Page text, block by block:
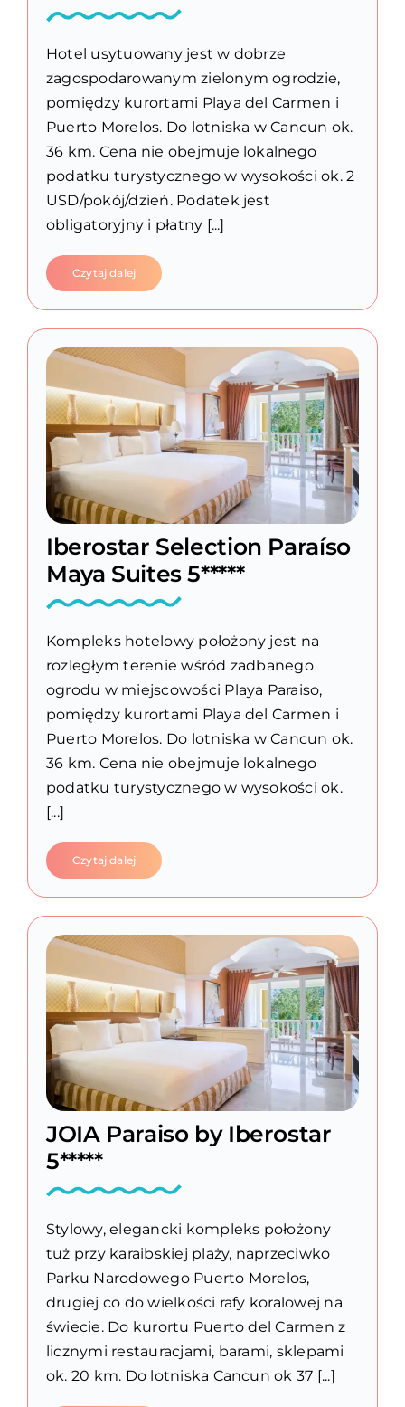
Hotel usytuowany jest w dobrze
zagospodarowanym zielonym ogrodzie,
pomiędzy kurortami Playa del Carmen i
Puerto Morelos. Do lotniska w Cancun ok.
36 km. Cena nie obejmuje lokalnego
podatku turystycznego w wysokości ok. 2
USD/pokój/dzień. Podatek jest
obligatoryjny i płatny [...]
Czytaj dalej
Iberostar Selection Paraíso
Maya Suites 5*****
Kompleks hotelowy położony jest na
rozległym terenie wśród zadbanego
ogrodu w miejscowości Playa Paraiso,
pomiędzy kurortami Playa del Carmen i
Puerto Morelos. Do lotniska w Cancun ok.
36 km. Cena nie obejmuje lokalnego
podatku turystycznego w wysokości ok.
[...]
Czytaj dalej
JOIA Paraiso by Iberostar
5*****
Stylowy, elegancki kompleks położony
tuż przy karaibskiej plaży, naprzeciwko
Parku Narodowego Puerto Morelos,
drugiej co do wielkości rafy koralowej na
świecie. Do kurortu Puerto del Carmen z
licznymi restauracjami, barami, sklepami
ok. 20 km. Do lotniska Cancun ok 37 [...]